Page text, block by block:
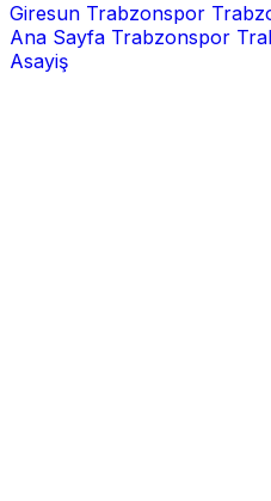
Giresun Trabzonspor
Ana Sayfa Trabzonspor
Asayiş